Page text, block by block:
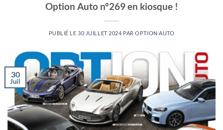
Option Auto n°269 en kiosque !
PUBLIÉ LE30 JUILLET 2024 PAROPTION AUTO
30
Juil